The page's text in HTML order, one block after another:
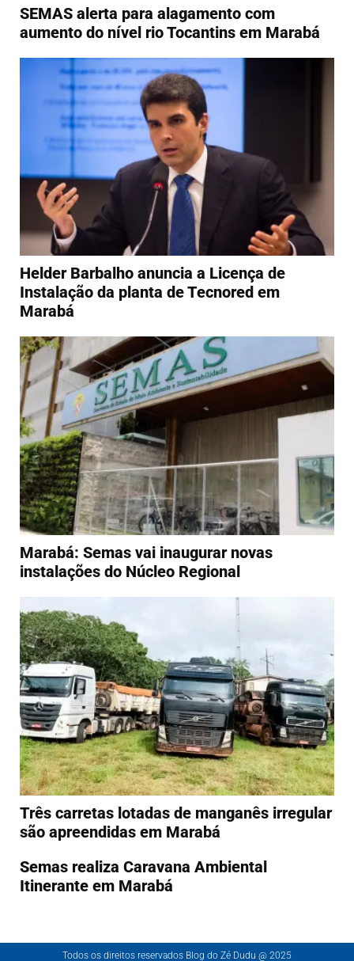
SEMAS alerta para alagamento com
aumento do nível rio Tocantins em Marabá
Helder Barbalho anuncia a Licença de
Instalação da planta de Tecnored em
Marabá
Marabá: Semas vai inaugurar novas
instalações do Núcleo Regional
Três carretas lotadas de manganês irregular
são apreendidas em Marabá
Semas realiza Caravana Ambiental
Itinerante em Marabá
Todos os direitos reservados Blog do Zé Dudu @ 2025